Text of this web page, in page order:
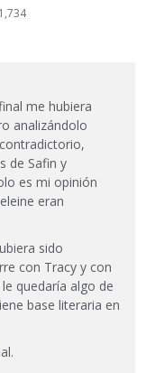
me hubiera
analizándolo
de Safin y
es mi opinión
eran
sido
con Tracy y con
quedaría algo de
base literaria en